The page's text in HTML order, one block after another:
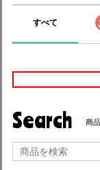
すべて
Search 商